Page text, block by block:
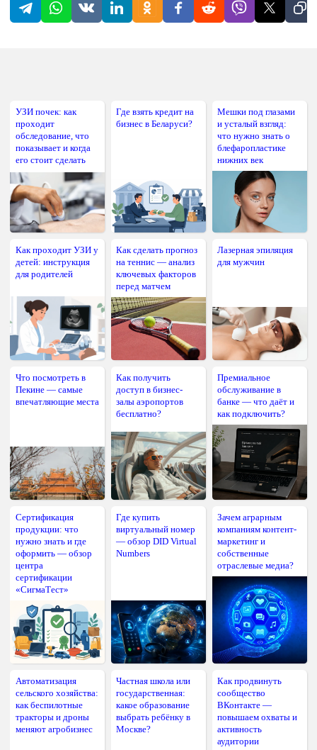
УЗИ почек: как
проходит
обследование, что
показывает и когда
его стоит сделать
Где взять кредит на
бизнес в Беларуси?
Мешки под глазами
и усталый взгляд:
что нужно знать о
блефаропластике
нижних век
Как проходит УЗИ у
детей: инструкция
для родителей
Как сделать прогноз
на теннис — анализ
ключевых факторов
перед матчем
Лазерная эпиляция
для мужчин
Что посмотреть в
Пекине — самые
впечатляющие места
Как получить
доступ в бизнес-
залы аэропортов
бесплатно?
Премиальное
обслуживание в
банке — что даёт и
как подключить?
Сертификация
продукции: что
нужно знать и где
оформить — обзор
центра
сертификации
«СигмаТест»
Где купить
виртуальный номер
— обзор DID Virtual
Numbers
Зачем аграрным
компаниям контент-
маркетинг и
собственные
отраслевые медиа?
Автоматизация
сельского хозяйства:
как беспилотные
тракторы и дроны
меняют агробизнес
Частная школа или
государственная:
какое образование
выбрать ребёнку в
Москве?
Как продвинуть
сообщество
ВКонтакте —
повышаем охваты и
активность
аудитории